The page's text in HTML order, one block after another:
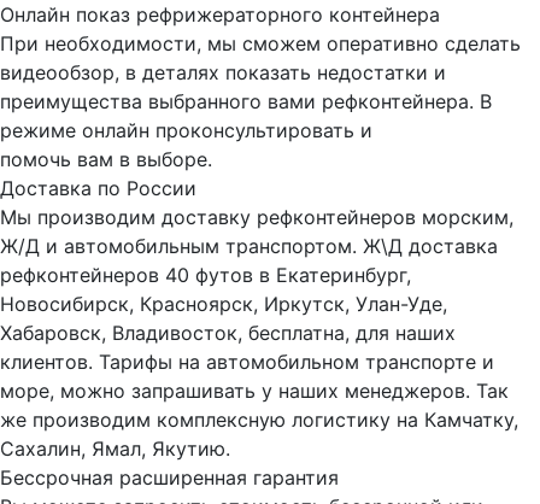
Онлайн показ рефрижераторного контейнера
При необходимости, мы сможем оперативно сделать
видеообзор, в деталях показать недостатки и
преимущества выбранного вами рефконтейнера. В
режиме онлайн проконсультировать и
помочь вам в выборе.
Доставка по России
Мы производим доставку рефконтейнеров морским,
Ж/Д и автомобильным транспортом. Ж\Д доставка
рефконтейнеров 40 футов в Екатеринбург,
Новосибирск, Красноярск, Иркутск, Улан-Уде,
Хабаровск, Владивосток, бесплатна, для наших
клиентов. Тарифы на автомобильном транспорте и
море, можно запрашивать у наших менеджеров. Так
же производим комплексную логистику на Камчатку,
Сахалин, Ямал, Якутию.
Бессрочная расширенная гарантия